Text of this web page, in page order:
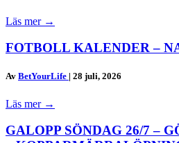
Läs mer →
FOTBOLL KALENDER –
Av BetYourLife | 28 juli, 2026
Läs mer →
GALOPP SÖNDAG 26/7 –